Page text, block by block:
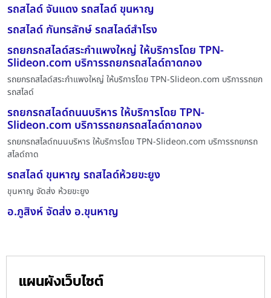
รถสไลด์ จันแดง รถสไลด์ ขุนหาญ
รถสไลด์ กันทรลักษ์ รถสไลด์สำโรง
รถยกรถสไลด์สระกำแพงใหญ่ ให้บริการโดย TPN-
Slideon.com บริการรถยกรถสไลด์ถาดกอง
รถยกรถสไลด์สระกำแพงใหญ่ ให้บริการโดย TPN-Slideon.com บริการรถยก
รถสไลด์
รถยกรถสไลด์ถนนบริหาร ให้บริการโดย TPN-
Slideon.com บริการรถยกรถสไลด์ถาดกอง
รถยกรถสไลด์ถนนบริหาร ให้บริการโดย TPN-Slideon.com บริการรถยกรถ
สไลด์ถาด
รถสไลด์ ขุนหาญ รถสไลด์ห้วยขะยูง
ขุนหาญ จัดส่ง ห้วยขะยูง
อ.ภูสิงห์ จัดส่ง อ.ขุนหาญ
แผนผังเว็บไซต์